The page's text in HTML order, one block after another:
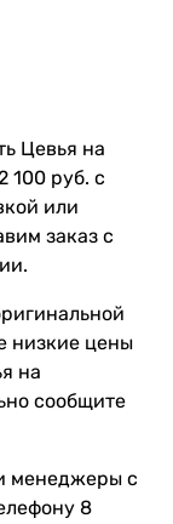
Цевья на
100 руб. с
или
заказ с
низкие цены
на
сообщите
менеджеры с
8